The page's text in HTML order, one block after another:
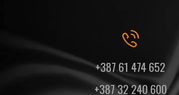
+387 61 474 652
+387 32 240 600